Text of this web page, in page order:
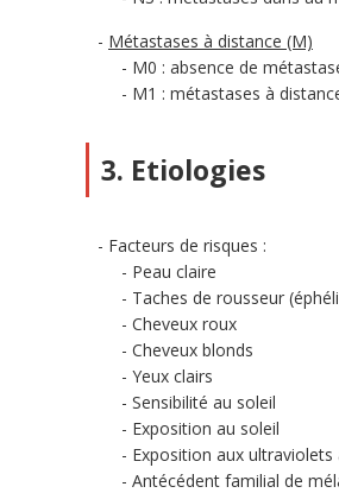
Métastases à distance (M)
M0 : absence de
M1 : métastases à
3. Etiologies
Facteurs de risques :
Peau claire
Taches de rousseur
Cheveux roux
Cheveux blonds
Yeux clairs
Sensibilité au soleil
Exposition au soleil
Exposition aux ultraviolets
Antécédent familial de